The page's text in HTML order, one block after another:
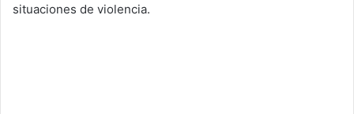
situaciones de violencia.